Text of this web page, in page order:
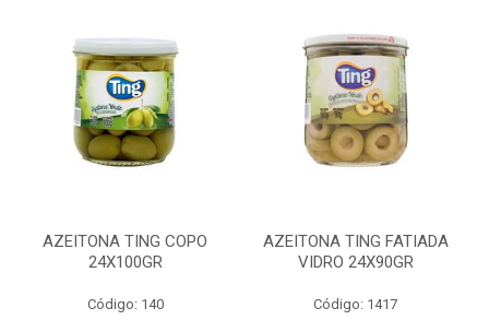
AZEITONA TING COPO
24X100GR
Código: 140
AZEITONA TING FATIADA
VIDRO 24X90GR
Código: 1417